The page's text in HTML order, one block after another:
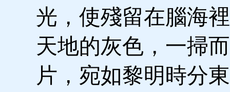
光，使殘留在腦海
天地的灰色，一掃
片，宛如黎明時分